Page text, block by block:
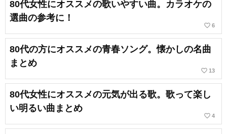
80代女性にオススメの歌いやすい曲。カラオケの
選曲の参考に！
favorite_border 6
80代の方にオススメの青春ソング。懐かしの名曲
まとめ
favorite_border 13
80代女性にオススメの元気が出る歌。歌って楽し
い明るい曲まとめ
favorite_border 4